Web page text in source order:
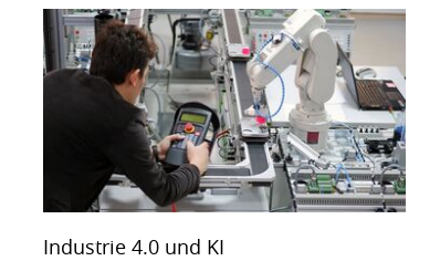
Industrie 4.0 und KI